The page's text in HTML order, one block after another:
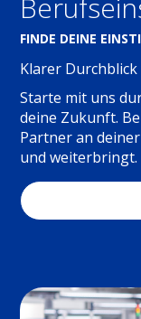
FINDE DEINE
Klarer
Starte mit uns
deine Zukunft.
Partner an
und weiterbringt.